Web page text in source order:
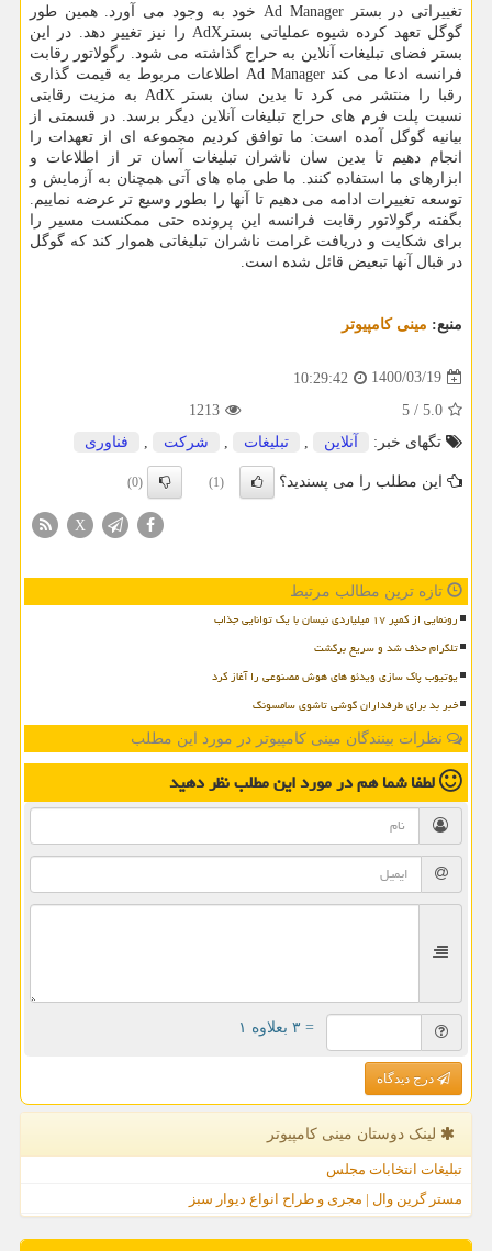
تغییراتی در بستر Ad Manager خود به وجود می آورد. همین طور
گوگل تعهد کرده شیوه عملیاتی بسترAdX را نیز تغییر دهد. در این
بستر فضای تبلیغات آنلاین به حراج گذاشته می شود. رگولاتور رقابت
فرانسه ادعا می کند Ad Manager اطلاعات مربوط به قیمت گذاری
رقبا را منتشر می کرد تا بدین سان بستر AdX به مزیت رقابتی
نسبت پلت فرم های حراج تبلیغات آنلاین دیگر برسد. در قسمتی از
بیانیه گوگل آمده است: ما توافق کردیم مجموعه ای از تعهدات را
انجام دهیم تا بدین سان ناشران تبلیغات آسان تر از اطلاعات و
ابزارهای ما استفاده کنند. ما طی ماه های آتی همچنان به آزمایش و
توسعه تغییرات ادامه می دهیم تا آنها را بطور وسیع تر عرضه نماییم.
بگفته رگولاتور رقابت فرانسه این پرونده حتی ممکنست مسیر را
برای شکایت و دریافت غرامت ناشران تبلیغاتی هموار کند که گوگل
در قبال آنها تبعیض قائل شده است.
منبع: مینی كامپیوتر
1400/03/19
10:29:42
5.0
/
5
1213
تگهای خبر:
آنلاین تبلیغات شركت فناوری
این مطلب را می پسندید؟ (1)
(0)
X
تازه ترین مطالب مرتبط
رونمایی از کمپر ۱۷ میلیاردی نیسان با یک توانایی جذاب
تلگرام حذف شد و سریع برگشت
یوتیوب پاک سازی ویدئو های هوش مصنوعی را آغاز کرد
خبر بد برای طرفداران گوشی تاشوی سامسونگ
نظرات بینندگان مینی کامپیوتر در مورد این مطلب
لطفا شما همدر مورد این مطلبنظر دهید
= ۳ بعلاوه ۱
درج دیدگاه
لینک دوستان مینی كامپیوتر
تبلیغات انتخابات مجلس
مستر گرین وال | مجری و طراح انواع دیوار سبز